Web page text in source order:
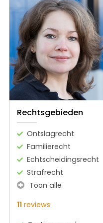
Rechtsgebieden
Ontslagrecht
Familierecht
Echtscheidingsrecht
Strafrecht
Toon alle
11 reviews